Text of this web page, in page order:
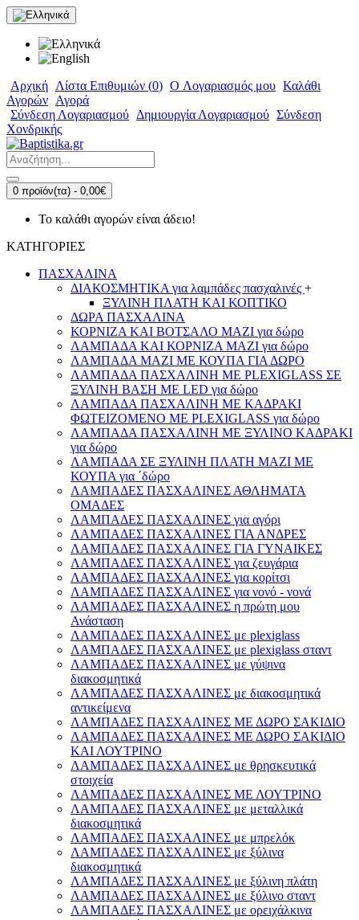
Αρχική Λίστα Επιθυμιών (0) O Λογαριασμός μου Καλάθι
Αγορών Αγορά
Σύνδεση Λογαριασμού Δημιουργία Λογαριασμού Σύνδεση
Χονδρικής
0 προϊόν(τα) - 0,00€
Το καλάθι αγορών είναι άδειο!
ΚΑΤΗΓΟΡΙΕΣ
ΠΑΣΧΑΛΙΝΑ
ΔΙΑΚΟΣΜΗΤΙΚΑ για λαμπάδες πασχαλινές +
ΞΥΛΙΝΗ ΠΛΑΤΗ ΚΑΙ ΚΟΠΤΙΚΟ
ΔΩΡΑ ΠΑΣΧΑΛΙΝΑ
ΚΟΡΝΙΖΑ ΚΑΙ ΒΟΤΣΑΛΟ ΜΑΖΙ για δώρο
ΛΑΜΠΑΔΑ ΚΑΙ ΚΟΡΝΙΖΑ ΜΑΖΙ για δώρο
ΛΑΜΠΑΔΑ ΜΑΖΙ ΜΕ ΚΟΥΠΑ ΓΙΑ ΔΩΡΟ
ΛΑΜΠΑΔΑ ΠΑΣΧΑΛΙΝΗ ΜΕ PLEXIGLASS ΣΕ
ΞΥΛΙΝΗ ΒΑΣΗ ΜΕ LED για δώρο
ΛΑΜΠΑΔΑ ΠΑΣΧΑΛΙΝΗ ΜΕ ΚΑΔΡΑΚΙ
ΦΩΤΕΙΖΟΜΕΝΟ ΜΕ PLEXIGLASS για δώρο
ΛΑΜΠΑΔΑ ΠΑΣΧΑΛΙΝΗ ΜΕ ΞΥΛΙΝΟ ΚΑΔΡΑΚΙ
για δώρο
ΛΑΜΠΑΔΑ ΣΕ ΞΥΛΙΝΗ ΠΛΑΤΗ ΜΑΖΙ ΜΕ
ΚΟΥΠΑ για ΄δώρο
ΛΑΜΠΑΔΕΣ ΠΑΣΧΑΛΙΝΕΣ ΑΘΛΗΜΑΤΑ
ΟΜΑΔΕΣ
ΛΑΜΠΑΔΕΣ ΠΑΣΧΑΛΙΝΕΣ για αγόρι
ΛΑΜΠΑΔΕΣ ΠΑΣΧΑΛΙΝΕΣ ΓΙΑ ΑΝΔΡΕΣ
ΛΑΜΠΑΔΕΣ ΠΑΣΧΑΛΙΝΕΣ ΓΙΑ ΓΥΝΑΙΚΕΣ
ΛΑΜΠΑΔΕΣ ΠΑΣΧΑΛΙΝΕΣ για ζευγάρια
ΛΑΜΠΑΔΕΣ ΠΑΣΧΑΛΙΝΕΣ για κορίτσι
ΛΑΜΠΑΔΕΣ ΠΑΣΧΑΛΙΝΕΣ για νονό - νονά
ΛΑΜΠΑΔΕΣ ΠΑΣΧΑΛΙΝΕΣ η πρώτη μου
Ανάσταση
ΛΑΜΠΑΔΕΣ ΠΑΣΧΑΛΙΝΕΣ με plexiglass
ΛΑΜΠΑΔΕΣ ΠΑΣΧΑΛΙΝΕΣ με plexiglass σταντ
ΛΑΜΠΑΔΕΣ ΠΑΣΧΑΛΙΝΕΣ με γύψινα
διακοσμητικά
ΛΑΜΠΑΔΕΣ ΠΑΣΧΑΛΙΝΕΣ με διακοσμητικά
αντικείμενα
ΛΑΜΠΑΔΕΣ ΠΑΣΧΑΛΙΝΕΣ ΜΕ ΔΩΡΟ ΣΑΚΙΔΙΟ
ΛΑΜΠΑΔΕΣ ΠΑΣΧΑΛΙΝΕΣ ΜΕ ΔΩΡΟ ΣΑΚΙΔΙΟ
ΚΑΙ ΛΟΥΤΡΙΝΟ
ΛΑΜΠΑΔΕΣ ΠΑΣΧΑΛΙΝΕΣ με θρησκευτικά
στοιχεία
ΛΑΜΠΑΔΕΣ ΠΑΣΧΑΛΙΝΕΣ ΜΕ ΛΟΥΤΡΙΝΟ
ΛΑΜΠΑΔΕΣ ΠΑΣΧΑΛΙΝΕΣ με μεταλλικά
διακοσμητικά
ΛΑΜΠΑΔΕΣ ΠΑΣΧΑΛΙΝΕΣ με μπρελόκ
ΛΑΜΠΑΔΕΣ ΠΑΣΧΑΛΙΝΕΣ με ξύλινα
διακοσμητικά
ΛΑΜΠΑΔΕΣ ΠΑΣΧΑΛΙΝΕΣ με ξύλινη πλάτη
ΛΑΜΠΑΔΕΣ ΠΑΣΧΑΛΙΝΕΣ με ξύλινο σταντ
ΛΑΜΠΑΔΕΣ ΠΑΣΧΑΛΙΝΕΣ με ορειχάλκινα